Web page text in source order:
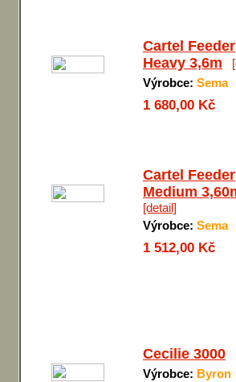
Cartel Feeder
Heavy 3,6m
Výrobce: Sema
1 680,00 Kč
Cartel Feeder
Medium
[detail]
Výrobce: Sema
1 512,00 Kč
Cecilie 3000
Výrobce: Byron